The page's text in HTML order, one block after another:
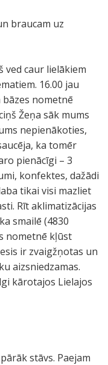
braucam uz
ved caur lielākiem
16.00 jau
nometnē
Žeņa sāk mums
nepienākoties,
ka tomēr
pienācīgi – 3
konfektes, dažādi
tikai visi mazliet
Rīt aklimatizācijas
smailē (4830
nometnē kļūst
ir zvaigžņotas un
aizsniedzamas.
kārotajos Lielajos
stāvs. Paejam